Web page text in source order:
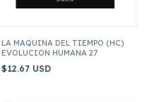
LA MAQUINA DEL TIEMPO (HC)
EVOLUCION HUMANA 27
$12.67 USD